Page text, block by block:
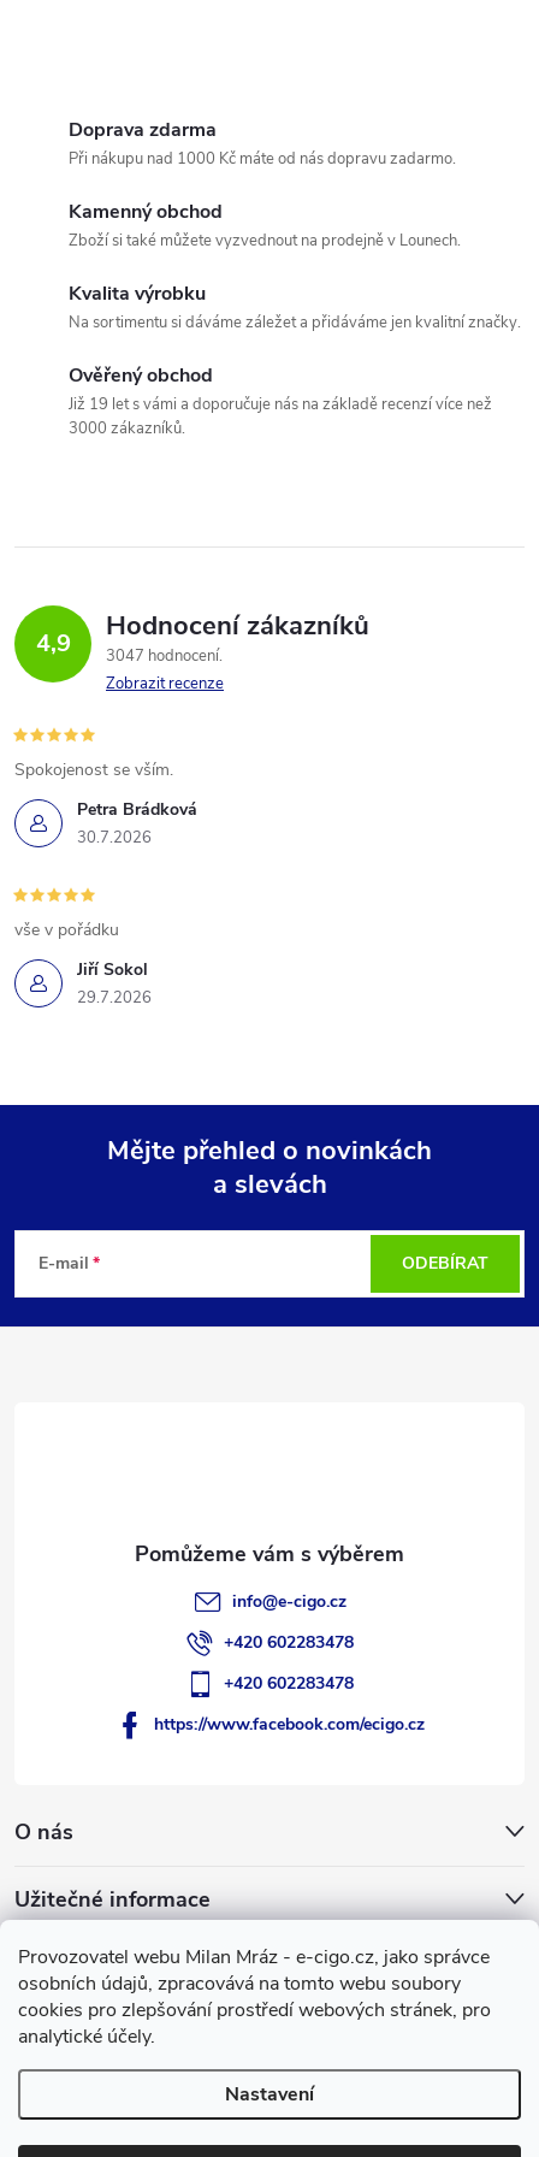
Provozovatel webu Milan Mráz - e-cigo.cz, jako správce
osobních údajů, zpracovává na tomto webu soubory
cookies pro zlepšování prostředí webových stránek, pro
analytické účely.
Nastavení
Doprava zdarma
Při nákupu nad 1000 Kč máte od nás dopravu zadarmo.
Kamenný obchod
Zboží si také můžete vyzvednout na prodejně v Lounech.
Kvalita výrobku
Na sortimentu si dáváme záležet a přidáváme jen kvalitní značky.
Ověřený obchod
Již 19 let s vámi a doporučuje nás na základě recenzí více než
3000 zákazníků.
4,9 Hodnocení zákazníků
3047 hodnocení
Zobrazit recenze
Petra Brádková
30.7.2026
Spokojenost se vším.
Jiří Sokol
29.7.2026
vše v pořádku
p
Mějte přehled o novinkách
a slevách
E-mail ODEBÍRAT
O nás
Užitečné informace
Facebook
e-cigo.cz
info@e-cigo.cz
+420 602283478
+420 602283478
https://www.facebook.com/ecigo.cz
Copyright 2007-2026e-cigo.cz. Všechna práva vyhrazena.